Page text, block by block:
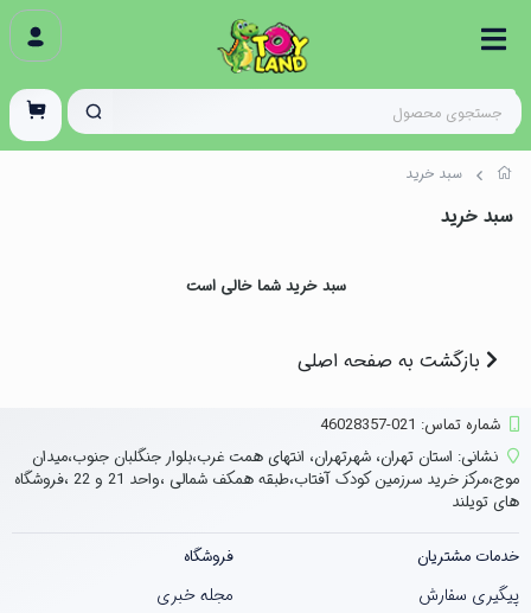
سبد خرید
سبد خرید
سبد خرید شما خالی است
بازگشت به صفحه اصلی
شماره تماس‌: 021-46028357
نشانی: استان تهران، شهرتهران، انتهای همت غرب،بلوار جنگلبان جنوب،میدان
موج،مرکز خرید سرزمین کودک آفتاب،طبقه همکف شمالی ،واحد 21 و 22 ،فروشگاه
های تویلند
خدمات مشتریان
پیگیری سفارش
فروشگاه
مجله خبری